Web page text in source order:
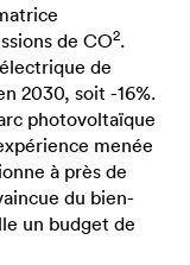
de CO2.
de
2030, soit -16%.
photovoltaïque
menée
à près de
du bien-
un budget de